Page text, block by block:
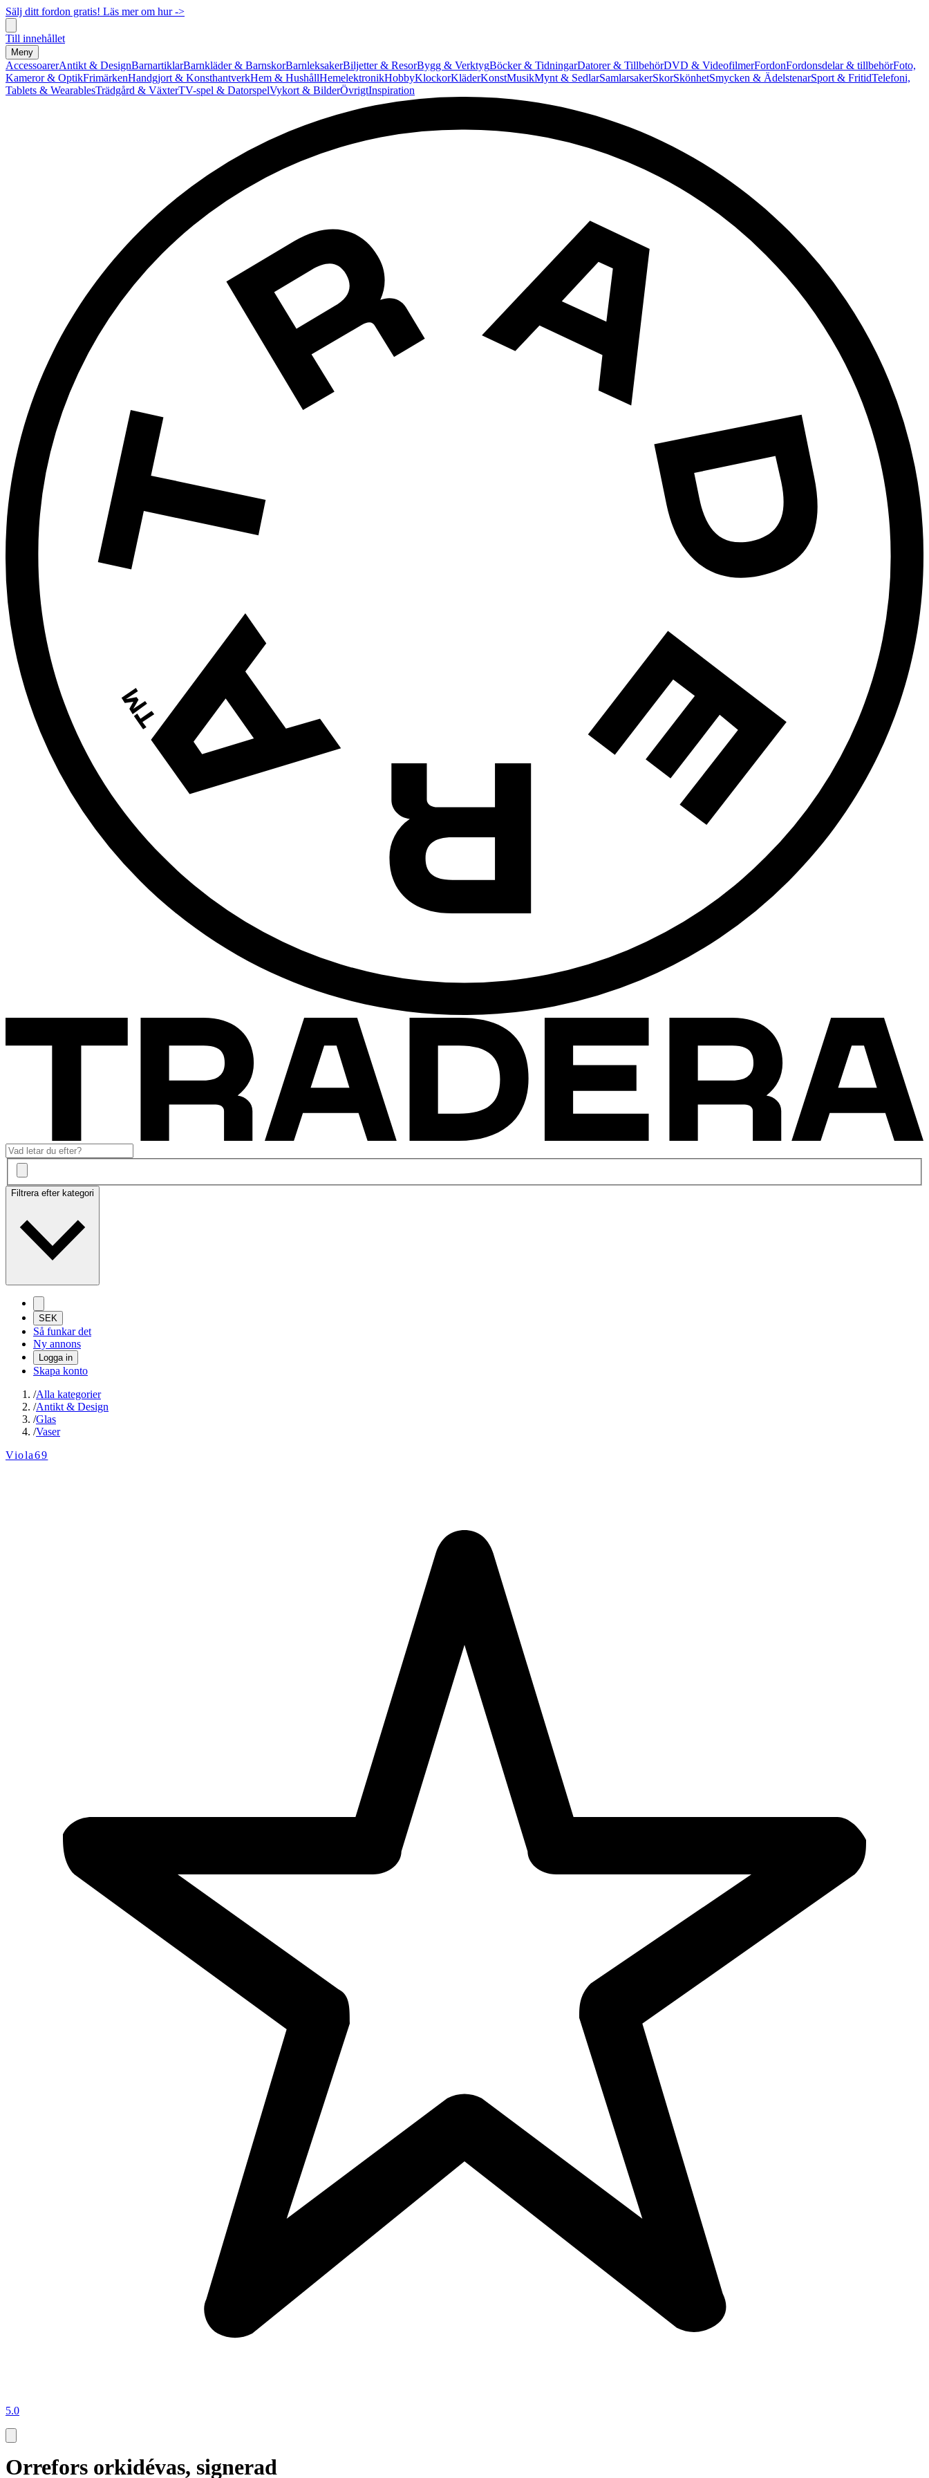
Sälj ditt fordon gratis! Läs mer om hur ->
Till innehållet
Meny
AccessoarerAntikt & DesignBarnartiklarBarnkläder & BarnskorBarnleksakerBiljetter & ResorBygg & VerktygBöcker & TidningarDatorer & TillbehörDVD & VideofilmerFordonFordonsdelar & tillbehörFoto,
Kameror & OptikFrimärkenHandgjort & KonsthantverkHem & HushållHemelektronikHobbyKlockorKläderKonstMusikMynt & SedlarSamlarsakerSkorSkönhetSmycken & ÄdelstenarSport & FritidTelefoni,
Tablets & WearablesTrädgård & VäxterTV-spel & DatorspelVykort & BilderÖvrigtInspiration
Filtrera efter kategori
SEK
Så funkar det
Ny annons
Logga in
Skapa konto
/Alla kategorier
/Antikt & Design
/Glas
/Vaser
Viola69
5.0
Orrefors orkidévas, signerad